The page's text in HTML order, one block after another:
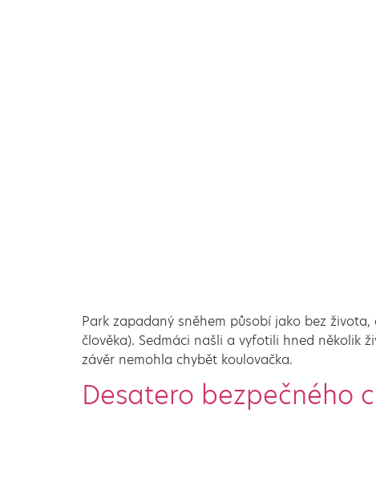
Park zapadaný sněhem působí jako bez
člověka). Sedmáci našli a vyfotili hned několik
závěr nemohla chybět koulovačka.
Desatero bezpečného